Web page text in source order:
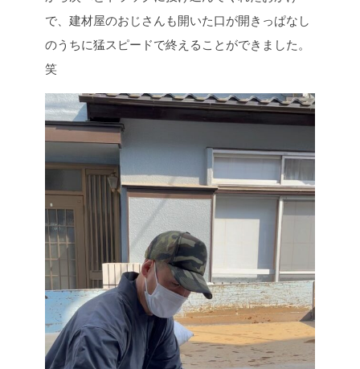
で、建材屋のおじさんも開いた口が開きっぱなし
のうちに猛スピードで終えることができました。
笑